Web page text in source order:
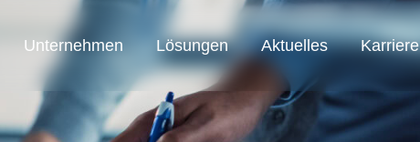
Unternehmen
SAB Austria
Lösungen Aktuelles Karriere